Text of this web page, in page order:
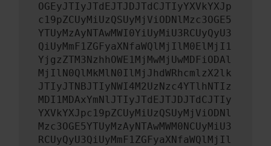
OGEyJTIyJTdEJTJDJTdCJTIyYXVkYXJp
c19pZCUyMiUzQSUyMjViODNlMzc3OGE5
YTUyMzAyNTAwMWI0YiUyMiU3RCUyQyU3
QiUyMmF1ZGFyaXNfaWQlMjIlM0ElMjI1
YjgzZTM3NzhhOWE1MjMwMjUwMDFiODAl
MjIlN0QlMkMlN0IlMjJhdWRhcmlzX2lk
JTIyJTNBJTIyNWI4M2UzNzc4YTlhNTIz
MDI1MDAxYmNlJTIyJTdEJTJDJTdCJTIy
YXVkYXJpc19pZCUyMiUzQSUyMjViODNl
Mzc3OGE5YTUyMzAyNTAwMWM0NCUyMiU3
RCUyQyU3QiUyMmF1ZGFyaXNfaWQlMjIl